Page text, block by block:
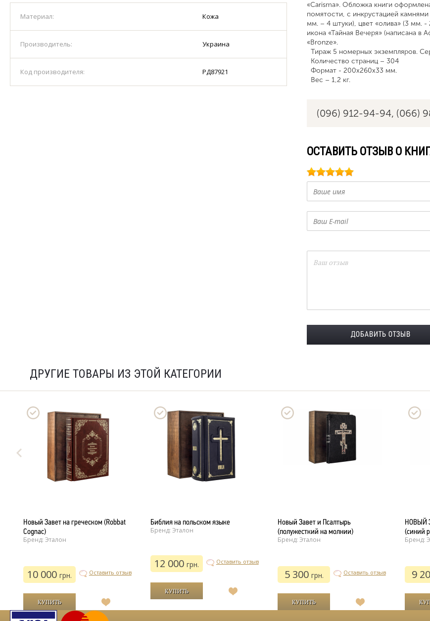
Материал: Кожа
Производитель: Украина
Код производителя: РД87921
«Carisma». Обложка книги
помятости, с инкрустацией
мм. – 4 штуки), цвет «олива» (3 мм.
икона «Тайная Вечеря» (написана в
«Bronze».
Тираж 5 номерных экземпляров.
Количество страниц – 304
Формат - 200x260х33 мм.
Вес – 1,2 кг.
(096) 912-94-94, (066)
ОСТАВИТЬ ОТЗЫВ О
ДРУГИЕ ТОВАРЫ ИЗ ЭТОЙ КАТЕГОРИИ
Новый Завет на греческом (Robbat
Cognac)
Бренд: Эталон
10 000грн. Оставить отзыв
В
список
Библия на польском языке
Бренд: Эталон
12 000грн. Оставить отзыв
желаний
Новый Завет и Псалтырь
(полужесткий на молнии)
Бренд: Эталон
5 300 грн. Оставить отзыв
В
НОВЫЙ
(синий
Бренд:
9